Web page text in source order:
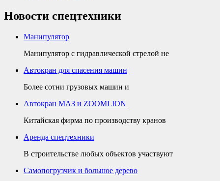
Новости спецтехники
Манипулятор
Манипулятор с гидравлической стрелой не
Автокран для спасения машин
Более сотни грузовых машин и
Автокран МАЗ и ZOOMLION
Китайская фирма по производству кранов
Аренда спецтехники
В строительстве любых объектов участвуют
Самопогрузчик и большое дерево